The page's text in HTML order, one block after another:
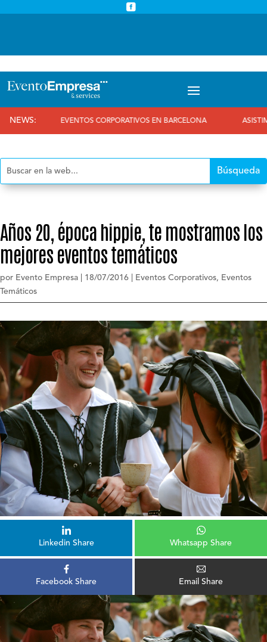

NEWS:
EVENTOS CORPORATIVOS EN BARCELONA ASISTIMOS AL 25
Años 20, época hippie, te mostramos los
mejores eventos temáticos
por Evento Empresa 18/07/2016 Eventos Corporativos, Eventos
Temáticos
Linkedin Share Whatsapp Share
Facebook Share Email Share